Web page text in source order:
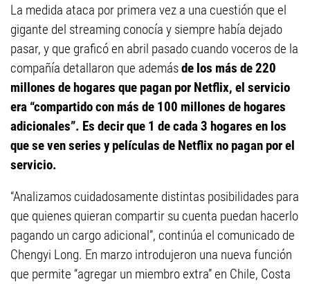
La medida ataca por primera vez a una cuestión que el
gigante del streaming conocía y siempre había dejado
pasar, y que graficó en abril pasado cuando voceros de la
compañía detallaron que ademásde los más de 220
millones de hogares que pagan por Netflix, el servicio
era “compartido con más de 100 millones de hogares
adicionales”. Es decir que 1 de cada 3 hogares en los
que se ven series y películas de Netflix no pagan por el
servicio.
“Analizamos cuidadosamente distintas posibilidades para
que quienes quieran compartir su cuenta puedan hacerlo
pagando un cargo adicional”, continúa el comunicado de
Chengyi Long. En marzo introdujeron una nueva función
que permite “agregar un miembro extra” en Chile, Costa